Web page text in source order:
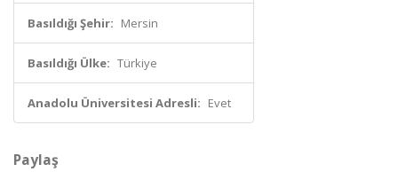
Basıldığı Şehir: Mersin
Basıldığı Ülke: Türkiye
Anadolu Üniversitesi Adresli: Evet
Paylaş